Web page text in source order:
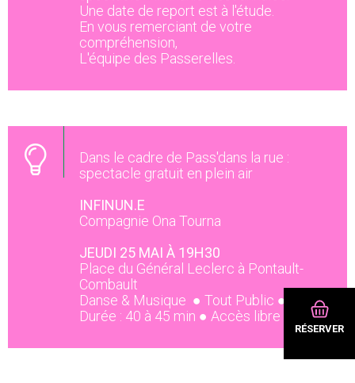
RÉSERVER
Une date de report est à l'étude.
En vous remerciant de votre
compréhension,
L'équipe des Passerelles.
Dans le cadre de Pass'dans la rue :
spectacle gratuit en plein air
INFINUN.E
Compagnie Ona Tourna
JEUDI 25 MAI À 19H30
Place du Général Leclerc à Pontault-
Combault
Danse & Musique ● Tout Public ●
Durée : 40 à 45 min ● Accès libre